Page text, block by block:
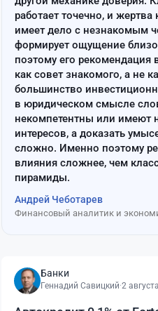
работает точечно, и
имеет дело с незнакомым
формирует ощущение
поэтому его рекомендация
как совет знакомого, а не
большинство
в юридическом смысле
некомпетентны или имеют
интересов, а доказать
сложно. Именно поэтому
влияния сложнее, чем
пирамиды.
Андрей Чеботарев
Финансовый аналитик и
Банки
Геннадий Савицкий·2